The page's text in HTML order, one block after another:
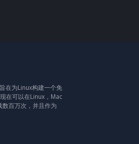
在为Linux构建一个免
在可以在Linux，Mac
百万次，并且作为